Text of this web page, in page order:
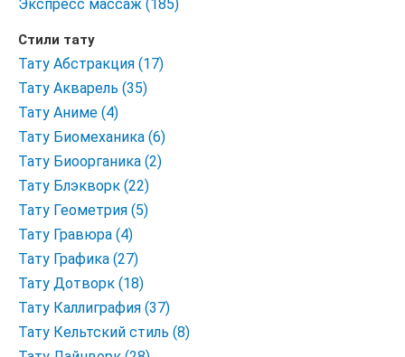
Экспресс массаж (185)
Стили тату
Тату Абстракция (17)
Тату Акварель (35)
Тату Аниме (4)
Тату Биомеханика (6)
Тату Биоорганика (2)
Тату Блэкворк (22)
Тату Геометрия (5)
Тату Гравюра (4)
Тату Графика (27)
Тату Дотворк (18)
Тату Каллиграфия (37)
Тату Кельтский стиль (8)